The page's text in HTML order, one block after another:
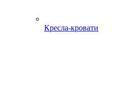
Кресла-кровати